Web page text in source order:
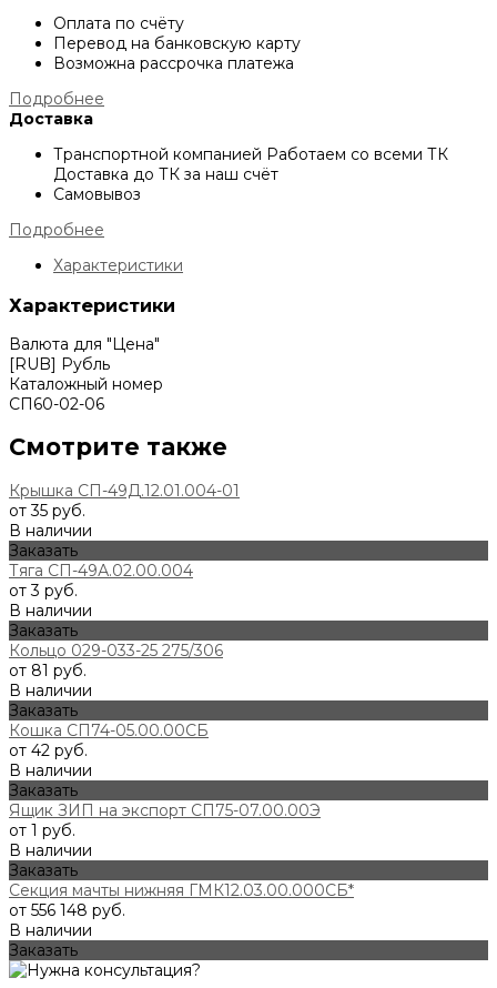
Оплата по счёту
Перевод на банковскую карту
Возможна рассрочка платежа
Подробнее
Доставка
Транспортной компанией Работаем со всеми ТК
Доставка до ТК за наш счёт
Самовывоз
Подробнее
Характеристики
Характеристики
Валюта для "Цена"
[RUB] Рубль
Каталожный номер
СП60-02-06
Смотрите также
Крышка СП-49Д.12.01.004-01
от 35 руб.
В наличии
Заказать
Тяга СП-49А.02.00.004
от 3 руб.
В наличии
Заказать
Кольцо 029-033-25 275/306
от 81 руб.
В наличии
Заказать
Кошка СП74-05.00.00СБ
от 42 руб.
В наличии
Заказать
Ящик ЗИП на экспорт СП75-07.00.00Э
от 1 руб.
В наличии
Заказать
Секция мачты нижняя ГМК12.03.00.000СБ*
от 556 148 руб.
В наличии
Заказать